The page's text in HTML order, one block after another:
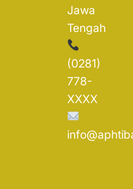
Jawa
Tengah
(0281)
778-
XXXX